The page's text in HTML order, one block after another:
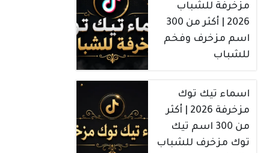
مزخرفة للشباب
2026 | أكثر من 300
اسم مزخرف وفخم
للشباب
اسماء تيك توك
مزخرفة 2026 | أكثر
من 300 اسم تيك
توك مزخرف للشباب